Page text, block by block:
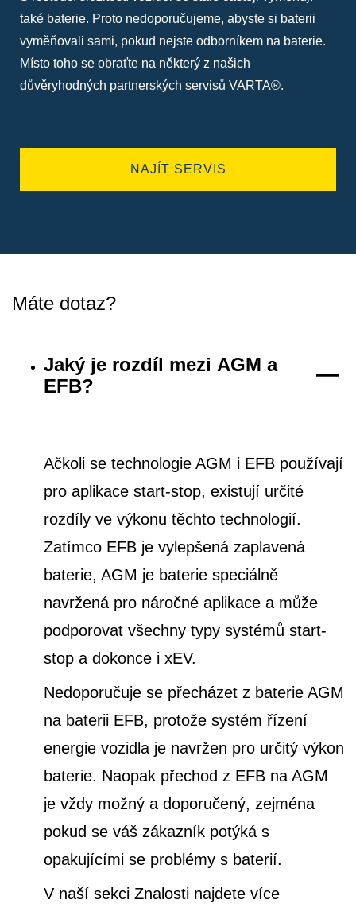
také baterie. Proto nedoporučujeme, abyste si baterii
vyměňovali sami, pokud nejste odborníkem na baterie.
Místo toho se obraťte na některý z našich
důvěryhodných partnerských servisů VARTA®.
NAJÍT SERVIS
Máte dotaz?
Jaký je rozdíl mezi AGM a
EFB?
Ačkoli se technologie AGM i EFB používají
pro aplikace start-stop, existují určité
rozdíly ve výkonu těchto technologií.
Zatímco EFB je vylepšená zaplavená
baterie, AGM je baterie speciálně
navržená pro náročné aplikace a může
podporovat všechny typy systémů start-
stop a dokonce i xEV.
Nedoporučuje se přecházet z baterie AGM
na baterii EFB, protože systém řízení
energie vozidla je navržen pro určitý výkon
baterie. Naopak přechod z EFB na AGM
je vždy možný a doporučený, zejména
pokud se váš zákazník potýká s
opakujícími se problémy s baterií.
V naší sekci Znalosti najdete více